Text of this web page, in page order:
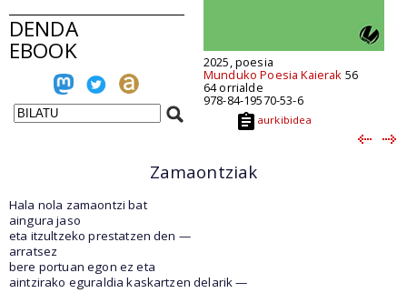
DENDA
EBOOK 2025, poesia
Munduko Poesia Kaierak 56
64 orrialde
978-84-19570-53-6
aurkibidea
Zamaontziak
Hala nola zamaontzi bat
aingura jaso
eta itzultzeko prestatzen den —
arratsez
bere portuan egon ez eta
aintzirako eguraldia kaskartzen delarik —